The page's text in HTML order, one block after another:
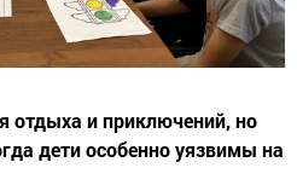
отдыха и приключений, но
дети особенно уязвимы на